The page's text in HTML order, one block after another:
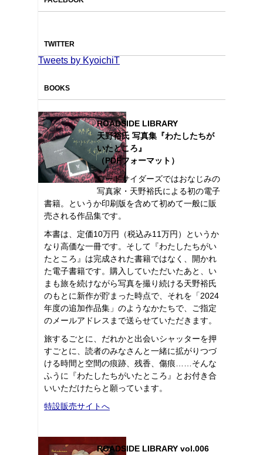
TWITTER
Tweets by KyoichiT
BOOKS
ROADSIDE LIBRARY
天野裕氏 写真集『わたしたちが
いたところ』
（PDFフォーマット）
ロードサイダーズではおなじみの
写真家・天野裕氏による初の電子
書籍。というか印刷版を含めて初めて一般に販
売される作品集です。
本書は、定価10万円（税込み11万円）というか
なり高価な一冊です。そして『わたしたちがい
たところ』は完成された書籍ではなく、開かれ
た電子書籍です。購入していただいたあと、い
まも旅を続けながら写真を撮り続ける天野裕氏
のもとに新作が貯まった時点で、それを「2024
年度の追加作品集」のようなかたちで、ご指定
のメールアドレスまで送らせていただきます。
旅するごとに、だれかと出会いシャッターを押
すごとに、読者のみなさんと一緒に拡がりつづ
ける時間と空間の痕跡、残香、傷痕……そんな
ふうに『わたしたちがいたところ』とお付き合
いいただけたらと願っています。
特設販売サイトへ
ROADSIDE LIBRARY vol.006